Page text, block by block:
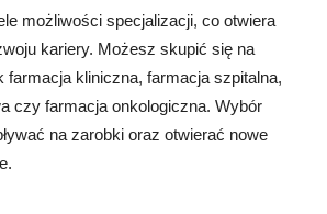
możliwości specjalizacji, co otwiera
kariery. Możesz skupić się na
farmacja kliniczna, farmacja szpitalna,
czy farmacja onkologiczna. Wybór
na zarobki oraz otwierać nowe